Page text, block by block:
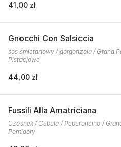
41,00 zł
Gnocchi Con Salsiccia
sos śmietanowy / gorgonzola / Grana
Pistacjowe
44,00 zł
Fussili Alla Amatriciana
Czosnek / Cebula / Peperoncino /
Pomidory